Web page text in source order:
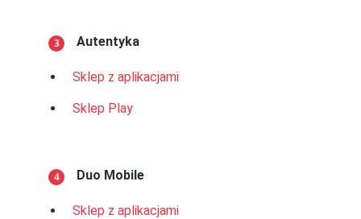
Autentyka
Sklep z aplikacjami
Sklep Play
Duo Mobile
Sklep z aplikacjami